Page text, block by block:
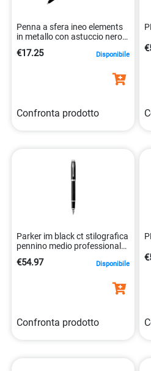
Penna a sfera ineo elements
in metallo con astuccio nero
€17.25 Disponibile
Confronta prodotto
Parker im black ct stilografica
pennino medio professionale
€54.97 Disponibile
Confronta prodotto